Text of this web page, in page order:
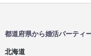
都道府県から婚活パーティ
北海道